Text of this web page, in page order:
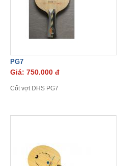
PG7
Giá: 750.000 đ
Cốt vợt DHS PG7